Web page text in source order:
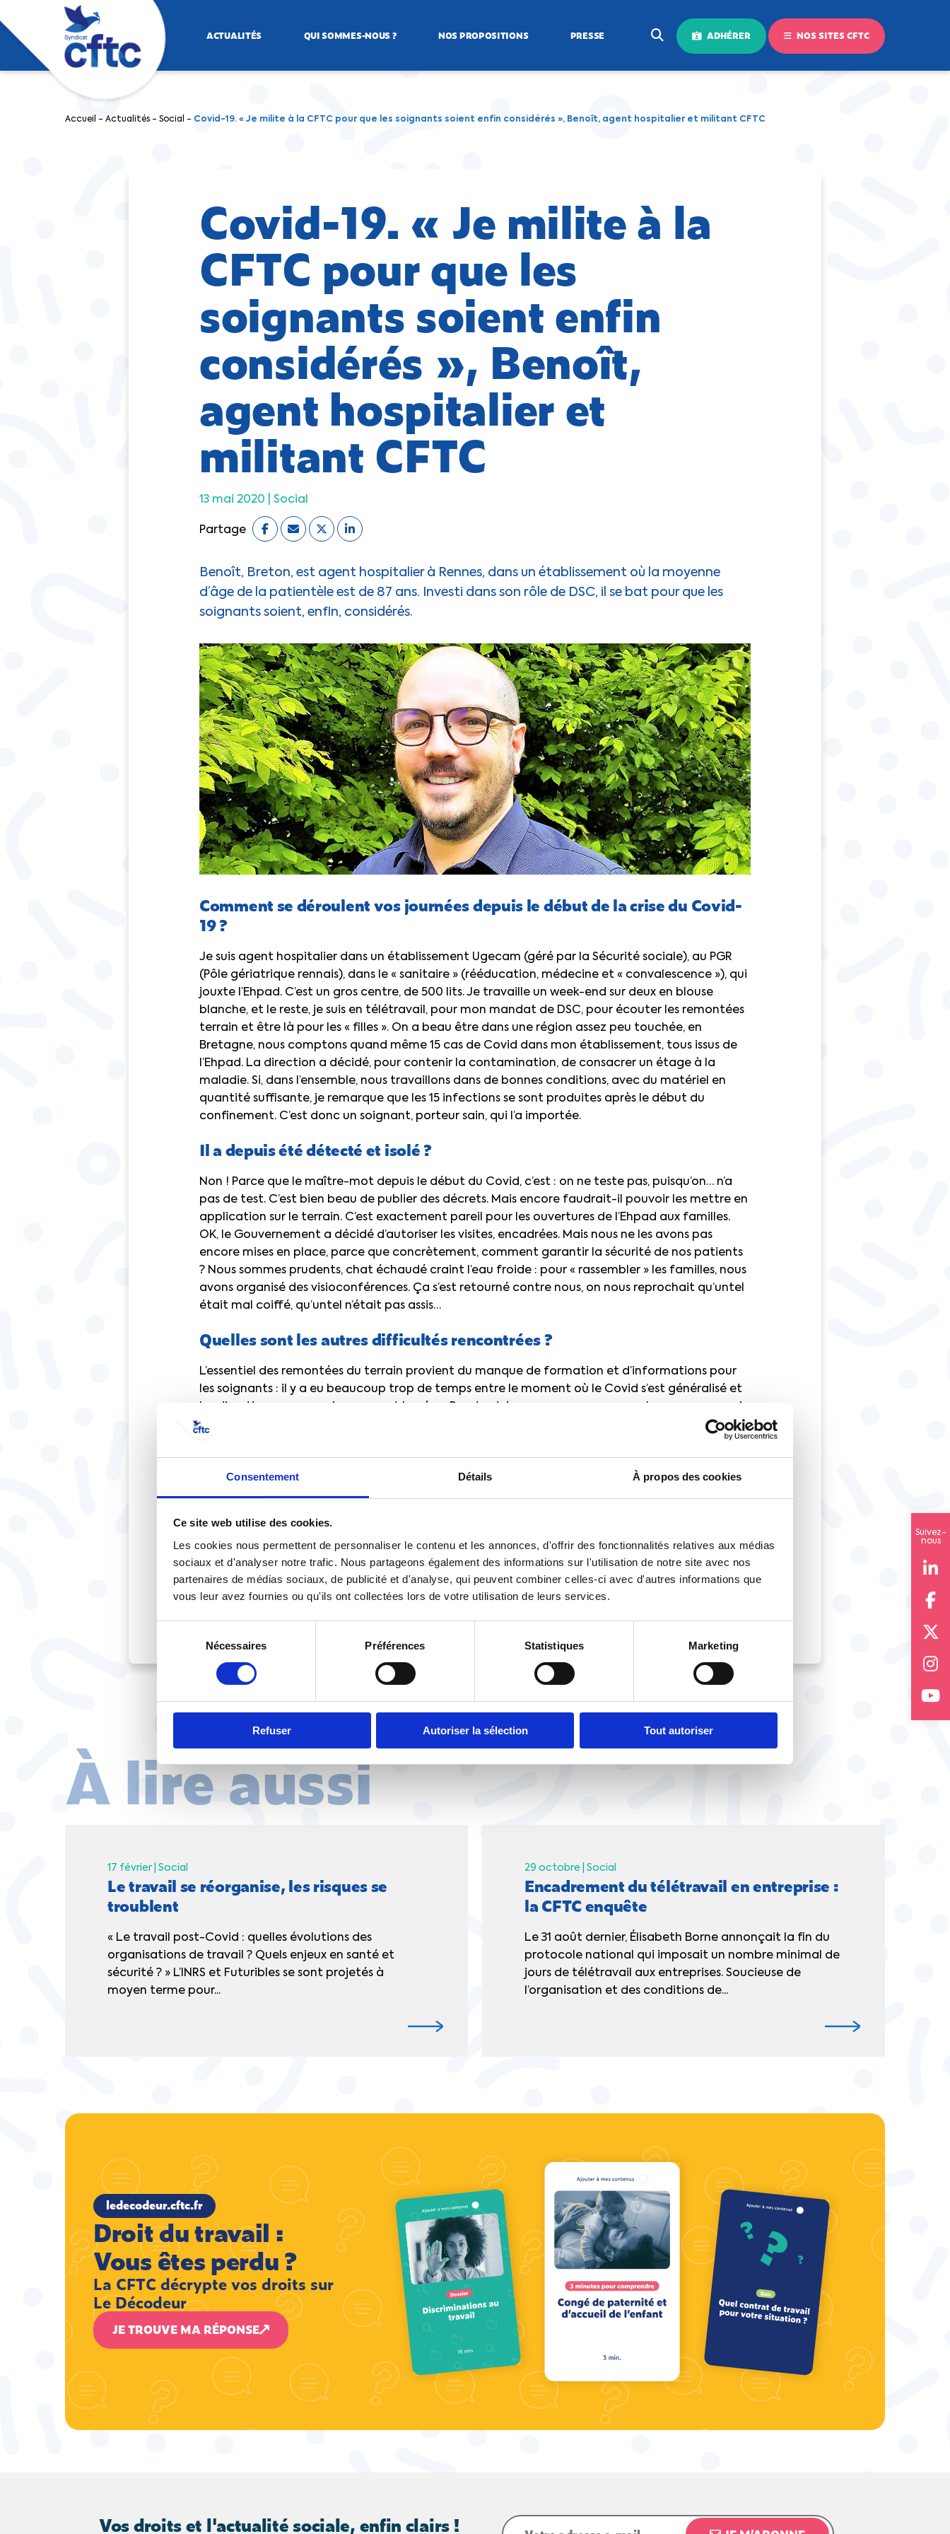
Consentement Détails À propos des cookies
Ce site web utilise des cookies.
Les cookies nous permettent de personnaliser le contenu et les annonces, d'offrir des fonctionnalités relatives aux médias
sociaux et d'analyser notre trafic. Nous partageons également des informations sur l'utilisation de notre site avec nos
partenaires de médias sociaux, de publicité et d'analyse, qui peuvent combiner celles-ci avec d'autres informations que
vous leur avez fournies ou qu'ils ont collectées lors de votre utilisation de leurs services.
consentement
Nécessaires Préférences Statistiques Marketing
Refuser Autoriser la sélection Tout autoriser
ACTUALITÉS QUI SOMMES-NOUS ? NOS PROPOSITIONS PRESSE ADHÉRER NOS SITES CFTC
Suivez-
nous
Accueil - Actualités - Social - Covid-19. « Je milite à la CFTC pour que les soignants soient enfin considérés », Benoît, agent hospitalier et militant CFTC
Covid-19. « Je milite à la
CFTC pour que les
soignants soient enfin
considérés », Benoît,
agent hospitalier et
militant CFTC
13 mai 2020 | Social
Partage
Benoît, Breton, est agent hospitalier à Rennes, dans un établissement où la moyenne
d’âge de la patientèle est de 87 ans. Investi dans son rôle de DSC, il se bat pour que les
soignants soient, enfin, considérés.
Comment se déroulent vos journées depuis le début de la crise du Covid-
19 ?
Je suis agent hospitalier dans un établissement Ugecam (géré par la Sécurité sociale), au PGR
(Pôle gériatrique rennais), dans le « sanitaire » (rééducation, médecine et « convalescence »), qui
jouxte l’Ehpad. C’est un gros centre, de 500 lits. Je travaille un week-end sur deux en blouse
blanche, et le reste, je suis en télétravail, pour mon mandat de DSC, pour écouter les remontées
terrain et être là pour les « filles ». On a beau être dans une région assez peu touchée, en
Bretagne, nous comptons quand même 15 cas de Covid dans mon établissement, tous issus de
l’Ehpad. La direction a décidé, pour contenir la contamination, de consacrer un étage à la
maladie. Si, dans l’ensemble, nous travaillons dans de bonnes conditions, avec du matériel en
quantité suffisante, je remarque que les 15 infections se sont produites après le début du
confinement. C’est donc un soignant, porteur sain, qui l’a importée.
Il a depuis été détecté et isolé ?
Non ! Parce que le maître-mot depuis le début du Covid, c’est : on ne teste pas, puisqu’on… n’a
pas de test. C’est bien beau de publier des décrets. Mais encore faudrait-il pouvoir les mettre en
application sur le terrain. C’est exactement pareil pour les ouvertures de l’Ehpad aux familles.
OK, le Gouvernement a décidé d’autoriser les visites, encadrées. Mais nous ne les avons pas
encore mises en place, parce que concrètement, comment garantir la sécurité de nos patients
? Nous sommes prudents, chat échaudé craint l’eau froide : pour « rassembler » les familles, nous
avons organisé des visioconférences. Ça s’est retourné contre nous, on nous reprochait qu’untel
était mal coiffé, qu’untel n’était pas assis…
Quelles sont les autres difficultés rencontrées ?
L’essentiel des remontées du terrain provient du manque de formation et d’informations pour
les soignants : il y a eu beaucoup trop de temps entre le moment où le Covid s’est généralisé et
les directives pour savoir comment le gérer. Pourtant, je peux vous assurer que les personnes qui
travaillent en zone Covid sont méritantes : elles sont toutes volontaires ; elles mettent de la
musique pour égayer le quotidien de nos patients déprimés ; elles se plient à des procédures et
des conditions de travail pas faciles. Et pourtant, elles n’ont, comme nous tous, pas assez de
reconnaissance. Cette crise ne fait que mettre en exergue les problèmes déjà existants. Je milite
et travaille à la CFTC pour que les soignants soient enfin considérés. J’ai de nombreuses
doive faire face à une sévère crise des vocations. Les classes sont déjà vides. Comment voulez-
vous que des jeunes aient envie de s’engager dans un boulot où on risque sa vie pour 1300 euros
par mois ?
Propos recueillis par Maud Vaillant
À lire aussi
17 février | Social
Le travail se réorganise, les risques se
troublent
« Le travail post-Covid : quelles évolutions des
organisations de travail ? Quels enjeux en santé et
sécurité ? » L’INRS et Futuribles se sont projetés à
moyen terme pour...
29 octobre | Social
Encadrement du télétravail en entreprise :
la CFTC enquête
Le 31 août dernier, Élisabeth Borne annonçait la fin du
protocole national qui imposait un nombre minimal de
jours de télétravail aux entreprises. Soucieuse de
l’organisation et des conditions de...
ledecodeur.cftc.fr
Droit du travail :
Vous êtes perdu ?
La CFTC décrypte vos droits sur
Le Décodeur
JE TROUVE MA RÉPONSE
Vos droits et l'actualité sociale, enfin clairs !